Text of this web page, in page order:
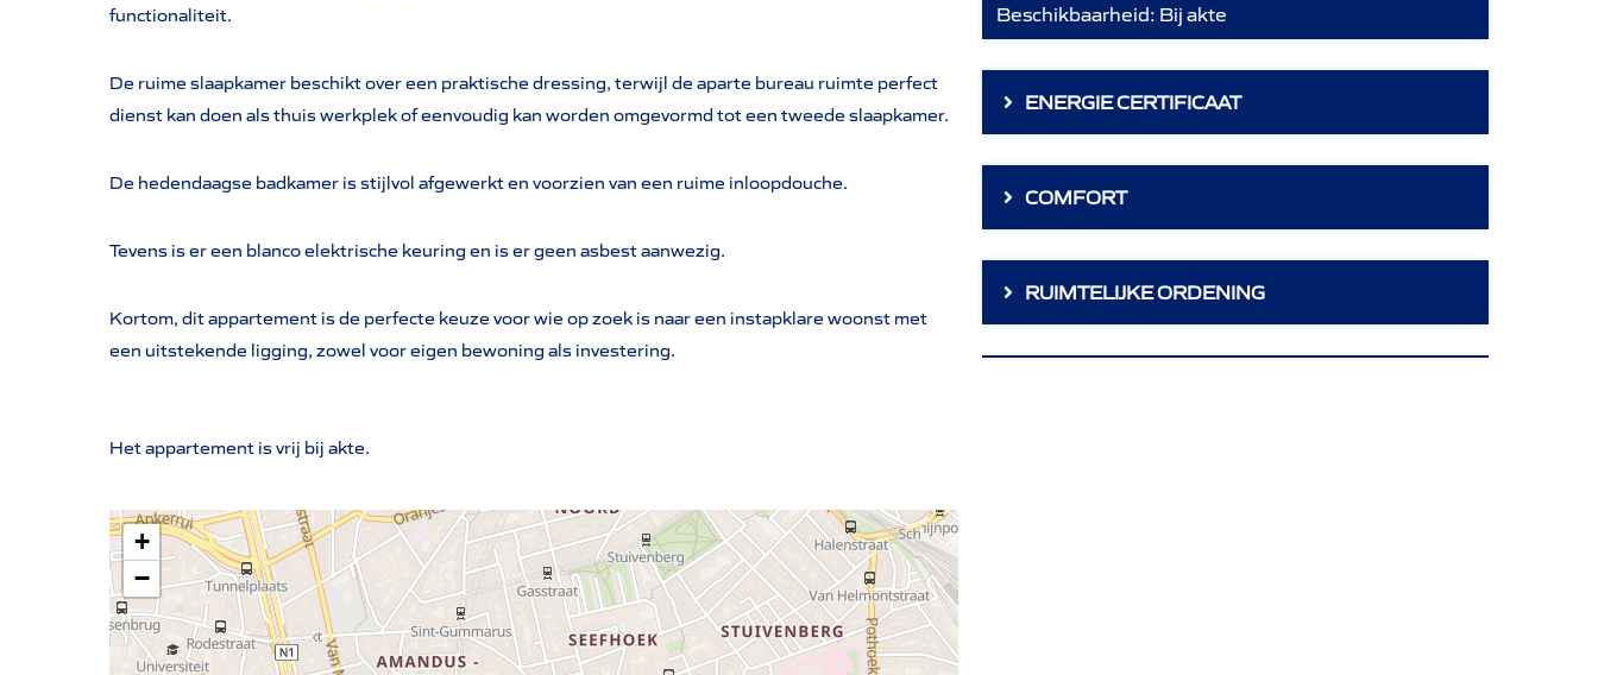
functionaliteit.
De ruime slaapkamer beschikt over een praktische dressing, terwijl de aparte bureau ruimte perfect
dienst kan doen als thuis werkplek of eenvoudig kan worden omgevormd tot een tweede slaapkamer.
De hedendaagse badkamer is stijlvol afgewerkt en voorzien van een ruime inloopdouche.
Tevens is er een blanco elektrische keuring en is er geen asbest aanwezig.
Kortom, dit appartement is de perfecte keuze voor wie op zoek is naar een instapklare woonst met
een uitstekende ligging, zowel voor eigen bewoning als investering.
Het appartement is vrij bij akte.
+
−
Beschikbaarheid: Bij akte
ENERGIE CERTIFICAAT
COMFORT
RUIMTELIJKE ORDENING